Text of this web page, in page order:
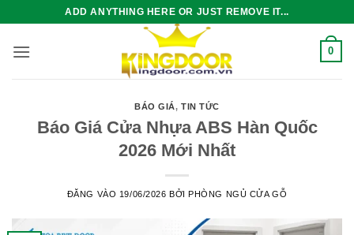
nội
ADD ANYTHING HERE OR JUST REMOVE IT...
0
BÁO GIÁ,TIN TỨC
Báo Giá Cửa Nhựa ABS Hàn Quốc
2026 Mới Nhất
ĐĂNG VÀO 19/06/2026 BỞIPHÒNG NGỦ CỬA GỖ